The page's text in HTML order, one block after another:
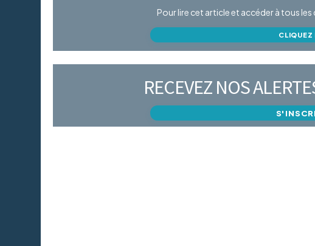
Pour lire cet article et accéder à tous
CLIQUEZ
RECEVEZ NOS